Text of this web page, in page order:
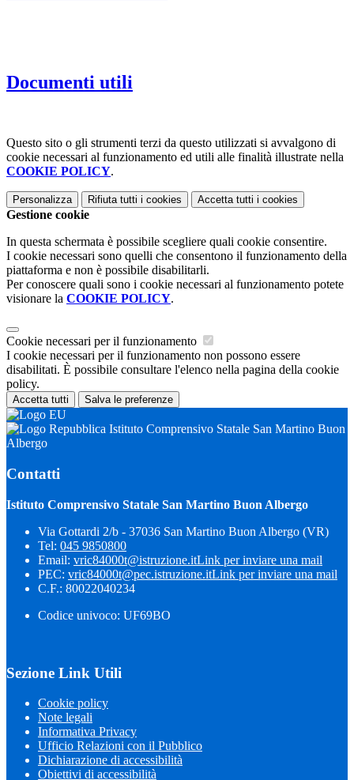
Documenti utili
Questo sito o gli strumenti terzi da questo utilizzati si avvalgono di
cookie necessari al funzionamento ed utili alle finalità illustrate nella
COOKIE POLICY.
Personalizza Rifiuta tutti i cookies Accetta tutti i cookies
Gestione cookie
In questa schermata è possibile scegliere quali cookie consentire.
I cookie necessari sono quelli che consentono il funzionamento della
piattaforma e non è possibile disabilitarli.
Per conoscere quali sono i cookie necessari al funzionamento potete
visionare la COOKIE POLICY.
Cookie necessari per il funzionamento
I cookie necessari per il funzionamento non possono essere
disabilitati. È possibile consultare l'elenco nella pagina della cookie
policy.
Accetta tutti Salva le preferenze
Istituto Comprensivo Statale San Martino Buon
Albergo
Contatti
Istituto Comprensivo Statale San Martino Buon Albergo
Via Gottardi 2/b - 37036 San Martino Buon Albergo (VR)
Tel: 045 9850800
Email: vric84000t@istruzione.itLink per inviare una mail
PEC: vric84000t@pec.istruzione.itLink per inviare una mail
C.F.: 80022040234
Codice univoco: UF69BO
Sezione Link Utili
Cookie policy
Note legali
Informativa Privacy
Ufficio Relazioni con il Pubblico
Dichiarazione di accessibilità
Obiettivi di accessibilità